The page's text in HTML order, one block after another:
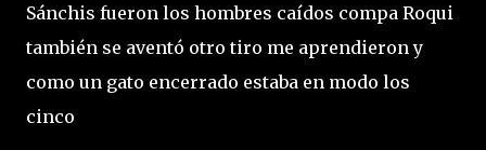
Sánchis fueron los hombres caídos compa Roqui
también se aventó otro tiro me aprendieron y
como un gato encerrado estaba en modo los
cinco